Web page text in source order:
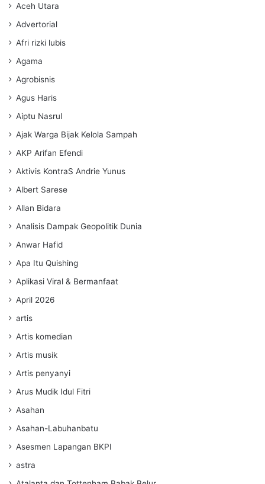
Aceh Utara
Advertorial
Afri rizki lubis
Agama
Agrobisnis
Agus Haris
Aiptu Nasrul
Ajak Warga Bijak Kelola Sampah
AKP Arifan Efendi
Aktivis KontraS Andrie Yunus
Albert Sarese
Allan Bidara
Analisis Dampak Geopolitik Dunia
Anwar Hafid
Apa Itu Quishing
Aplikasi Viral & Bermanfaat
April 2026
artis
Artis komedian
Artis musik
Artis penyanyi
Arus Mudik Idul Fitri
Asahan
Asahan-Labuhanbatu
Asesmen Lapangan BKPI
astra